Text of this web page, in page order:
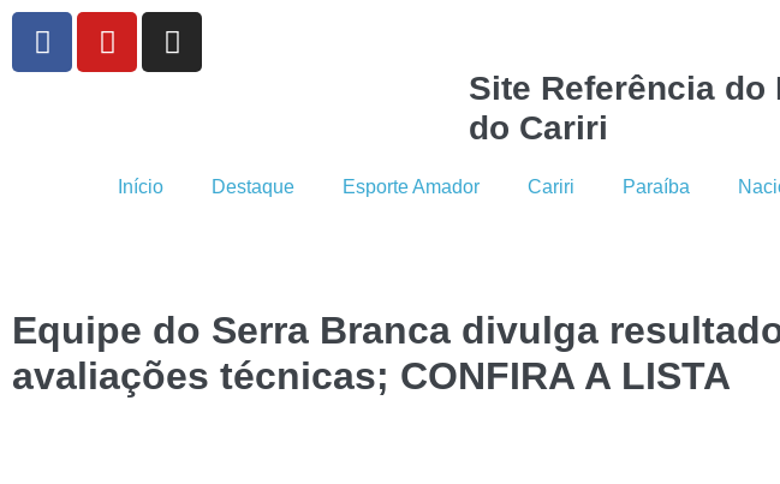
Site Referência do
do Cariri
Início Destaque Esporte Amador Cariri Paraíba
Equipe do Serra Branca divulga
avaliações técnicas; CONFIRA A LISTA